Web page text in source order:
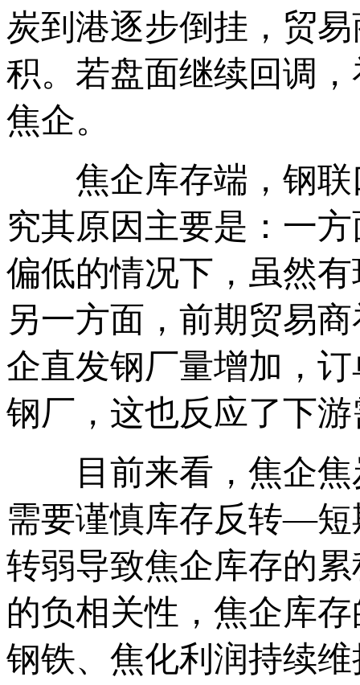
炭到港逐步倒挂，贸
积。若盘面继续回调
焦企。
焦企库存端，钢联
究其原因主要是：一
偏低的情况下，虽然
另一方面，前期贸易
企直发钢厂量增加，
钢厂，这也反应了下
目前来看，焦企焦
需要谨慎库存反转—短
转弱导致焦企库存的
的负相关性，焦企库
钢铁、焦化利润持续